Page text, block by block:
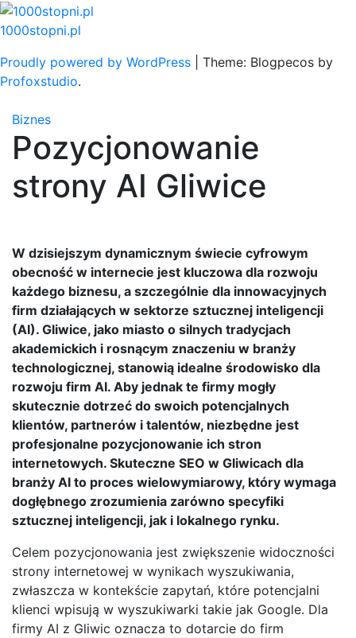
Skip
to
1000stopni.pl
Proudly powered by WordPress
Theme: Blogpecos by
Profoxstudio.
Biznes
Pozycjonowanie
strony AI Gliwice
W dzisiejszym dynamicznym świecie cyfrowym
obecność w internecie jest kluczowa dla rozwoju
każdego biznesu, a szczególnie dla innowacyjnych
firm działających w sektorze sztucznej inteligencji
(AI). Gliwice, jako miasto o silnych tradycjach
akademickich i rosnącym znaczeniu w branży
technologicznej, stanowią idealne środowisko dla
rozwoju firm AI. Aby jednak te firmy mogły
skutecznie dotrzeć do swoich potencjalnych
klientów, partnerów i talentów, niezbędne jest
profesjonalne pozycjonowanie ich stron
internetowych. Skuteczne SEO w Gliwicach dla
branży AI to proces wielowymiarowy, który wymaga
dogłębnego zrozumienia zarówno specyfiki
sztucznej inteligencji, jak i lokalnego rynku.
Celem pozycjonowania jest zwiększenie widoczności
strony internetowej w wynikach wyszukiwania,
zwłaszcza w kontekście zapytań, które potencjalni
klienci wpisują w wyszukiwarki takie jak Google. Dla
firmy AI z Gliwic oznacza to dotarcie do firm